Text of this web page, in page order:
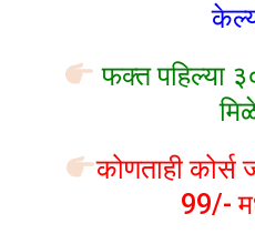
फक्त पहिल्या
कोणताही
99/-